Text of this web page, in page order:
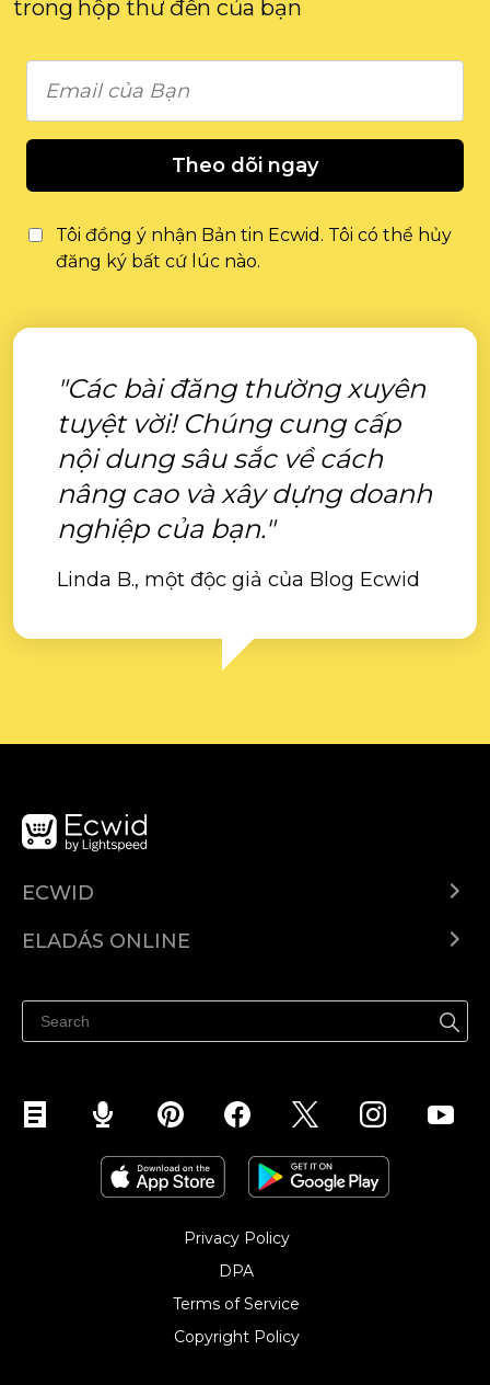
trong hộp thư đến của bạn
Theo dõi ngay
Tôi đồng ý nhận Bản tin Ecwid. Tôi có thể hủy
đăng ký bất cứ lúc nào.
"Các bài đăng thường xuyên
tuyệt vời! Chúng cung cấp
nội dung sâu sắc về cách
nâng cao và xây dựng doanh
nghiệp của bạn."
Linda B., một độc giả của Blog Ecwid
ECWID
Árkalkuláció
ELADÁS ONLINE
Eladás a Facebookon
Eladás Instagramon
Privacy Policy
DPA
Terms of Service
Copyright Policy‎